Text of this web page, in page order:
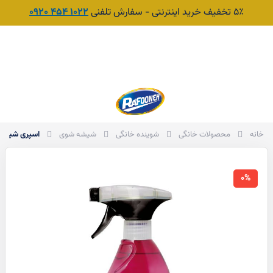
۵٪ تخفیف خرید اینترنتی - سفارش تلفنی 1022 454 0920
خانه محصولات خانگی شوینده خانگی شیشه شوی اسپری شیشه پاک کن
0%